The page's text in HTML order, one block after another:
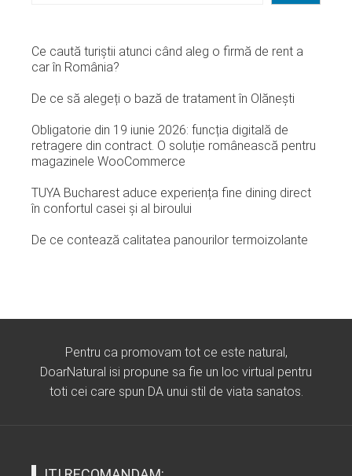
Ce caută turiștii atunci când aleg o firmă de rent a
car în România?
De ce să alegeți o bază de tratament în Olănești
Obligatorie din 19 iunie 2026: funcția digitală de
retragere din contract. O soluție românească pentru
magazinele WooCommerce
TUYA Bucharest aduce experiența fine dining direct
în confortul casei și al biroului
De ce contează calitatea panourilor termoizolante
Pentru ca promovam tot ce este natural,
DoarNatural isi propune sa fie un loc virtual pentru
toti cei care spun DA unui stil de viata sanatos.